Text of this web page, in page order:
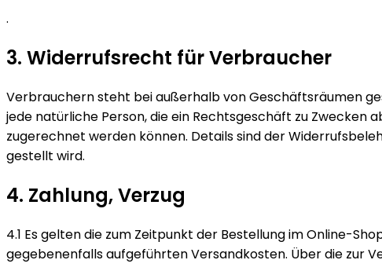
.
3. Widerrufsrecht für Verbraucher
Verbrauchern steht bei außerhalb von Geschäftsräumen
jede natürliche Person, die ein Rechtsgeschäft zu
zugerechnet werden können. Details sind der
gestellt wird.
4. Zahlung, Verzug
4.1 Es gelten die zum Zeitpunkt der Bestellung im Online-
gegebenenfalls aufgeführten Versandkosten. Über die zur